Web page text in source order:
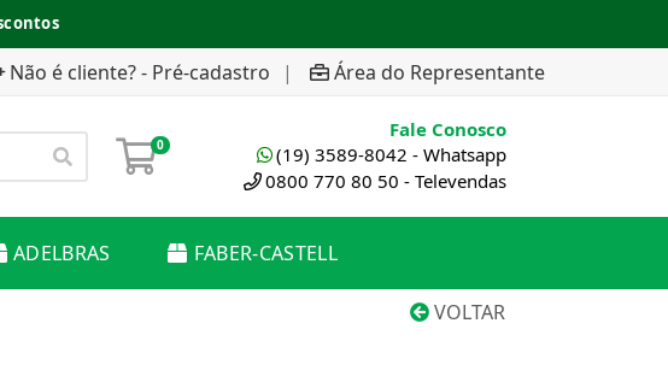
Não é cliente? - Pré-cadastro | Área do Representante
0
Fale Conosco
(19) 3589-8042 - Whatsapp
0800 770 80 50 - Televendas
ADELBRAS FABER-CASTELL
VOLTAR